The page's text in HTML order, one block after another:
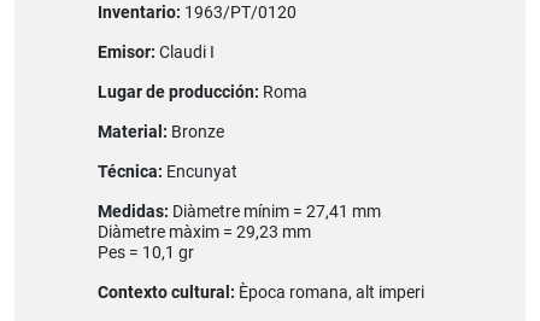
Inventario: 1963/PT/0120
Emisor: Claudi I
Lugar de producción: Roma
Material: Bronze
Técnica: Encunyat
Medidas: Diàmetre mínim = 27,41 mm
Diàmetre màxim = 29,23 mm
Pes = 10,1 gr
Contexto cultural: Època romana, alt imperi